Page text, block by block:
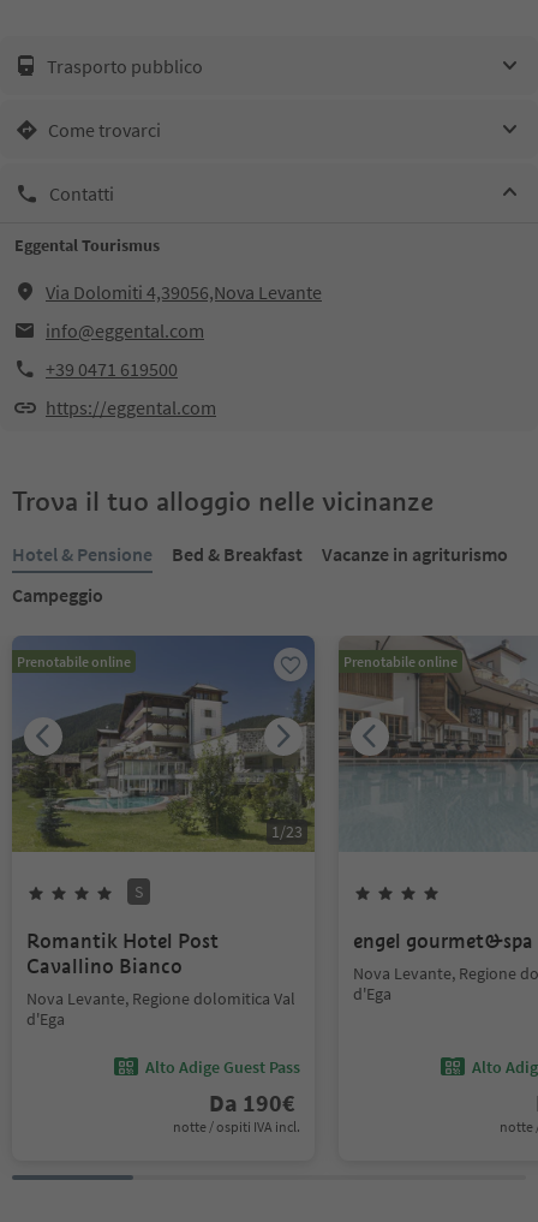
Trasporto pubblico
Come trovarci
Contatti
Eggental Tourismus
Via Dolomiti 4,39056,Nova Levante
info@eggental.com
+39 0471 619500
https://eggental.com
Trova il tuo alloggio nelle vicinanze
Hotel & Pensione Bed & Breakfast
Vacanze in agriturismo
Campeggio
Prenotabile online
1/23
S
Romantik Hotel Post
Cavallino Bianco
Nova Levante, Regione dolomitica Val
d'Ega
Alto Adige Guest Pass
Da 190€
notte / ospiti IVA incl.
Prenotabile online
engel gourmet&spa
Nova Levante, Regione
d'Ega
Alto
notte